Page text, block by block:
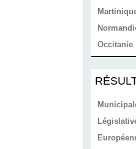
Occitanie